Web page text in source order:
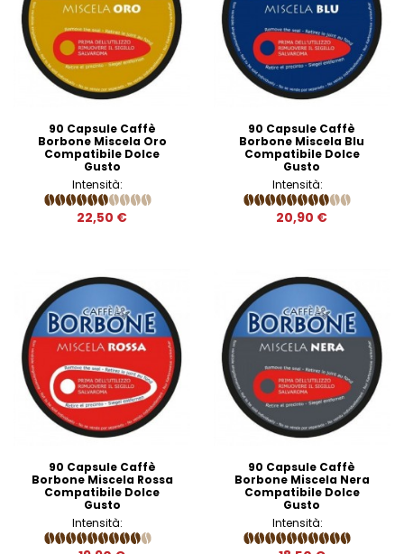
90 Capsule Caffè
Borbone Miscela Oro
Compatibile Dolce
Gusto
Intensità:
22,50 €
90 Capsule Caffè
Borbone Miscela Blu
Compatibile Dolce
Gusto
Intensità:
20,90 €
90 Capsule Caffè
Borbone Miscela Rossa
Compatibile Dolce
Gusto
Intensità:
90 Capsule Caffè
Borbone Miscela Nera
Compatibile Dolce
Gusto
Intensità: